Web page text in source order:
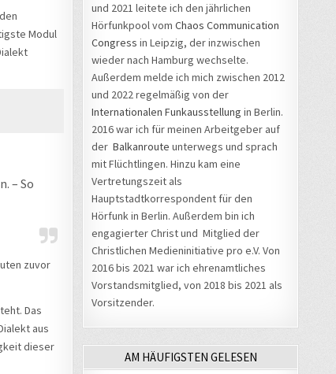
Modul
– So
zuvor
Das
aus
dieser
und 2021 leitete ich den jährlichen
Hörfunkpool vom Chaos Communication
Congress in Leipzig, der inzwischen
wieder nach Hamburg wechselte.
Außerdem melde ich mich zwischen 2012
und 2022 regelmäßig von der
Internationalen Funkausstellung in Berlin.
2016 war ich für meinen Arbeitgeber auf
der Balkanroute unterwegs und sprach
mit Flüchtlingen. Hinzu kam eine
Vertretungszeit als
Hauptstadtkorrespondent für den
Hörfunk in Berlin. Außerdem bin ich
engagierter Christ und Mitglied der
Christlichen Medieninitiative pro e.V. Von
2016 bis 2021 war ich ehrenamtliches
Vorstandsmitglied, von 2018 bis 2021 als
Vorsitzender.
AM HÄUFIGSTEN GELESEN